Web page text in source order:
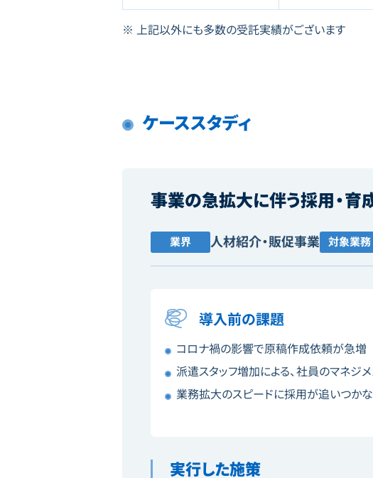
上記以外にも多数の受託実績がございます
ケーススタディ
事業の急拡大に伴う採用・育
業界 人材紹介・販促事業 対象業務
導入前の課題
コロナ禍の影響で原稿作成依頼が急増
派遣スタッフ増加による、社員のマネジ
業務拡大のスピードに採用が追いつか
実行した施策